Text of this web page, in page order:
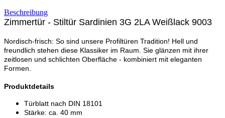
Beschreibung
Zimmertür - Stiltür Sardinien 3G 2LA Weißlack 9003
Nordisch-frisch: So sind unsere Profiltüren Tradition! Hell und
freundlich stehen diese Klassiker im Raum. Sie glänzen mit ihrer
zeitlosen und schlichten Oberfläche - kombiniert mit eleganten
Formen.
Produktdetails
Türblatt nach DIN 18101
Stärke: ca. 40 mm